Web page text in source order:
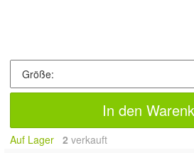
In den
Auf Lager 2 verkauft